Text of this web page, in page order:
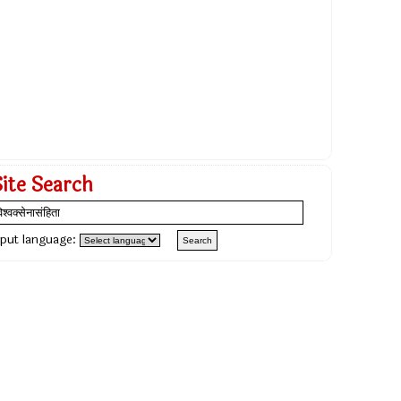
Search
language: